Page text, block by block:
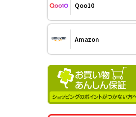
Qoo10
Amazon